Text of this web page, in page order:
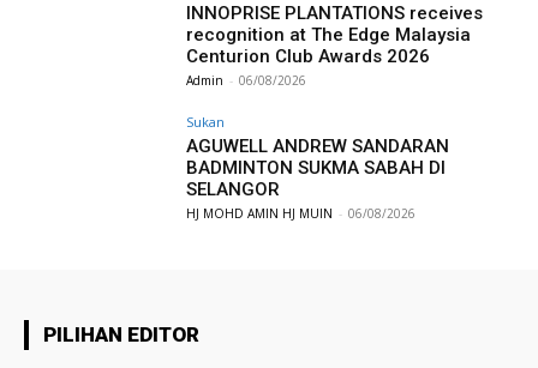
INNOPRISE PLANTATIONS receives
recognition at The Edge Malaysia
Centurion Club Awards 2026
Admin - 06/08/2026
Sukan
AGUWELL ANDREW SANDARAN
BADMINTON SUKMA SABAH DI
SELANGOR
HJ MOHD AMIN HJ MUIN - 06/08/2026
PILIHAN EDITOR